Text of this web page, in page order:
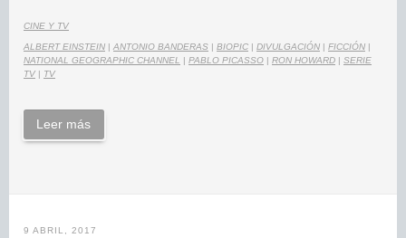
CINE Y TV
ALBERT EINSTEIN | ANTONIO BANDERAS | BIOPIC | DIVULGACIÓN | FICCIÓN |
NATIONAL GEOGRAPHIC CHANNEL
| PABLO PICASSO | RON HOWARD | SERIE
TV | TV
Leer más
9 ABRIL, 2017